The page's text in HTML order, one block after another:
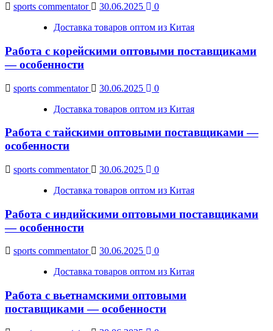
sports commentator 30.06.2025
0
Доставка товаров оптом из Китая
Работа с корейскими оптовыми поставщиками
— особенности
sports commentator 30.06.2025
0
Доставка товаров оптом из Китая
Работа с тайскими оптовыми поставщиками —
особенности
sports commentator 30.06.2025
0
Доставка товаров оптом из Китая
Работа с индийскими оптовыми поставщиками
— особенности
sports commentator 30.06.2025
0
Доставка товаров оптом из Китая
Работа с вьетнамскими оптовыми
поставщиками — особенности